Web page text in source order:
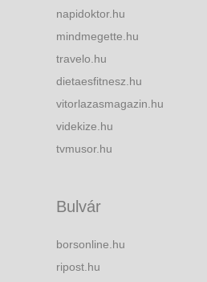
napidoktor.hu
mindmegette.hu
travelo.hu
dietaesfitnesz.hu
vitorlazasmagazin.hu
videkize.hu
tvmusor.hu
Bulvár
borsonline.hu
ripost.hu